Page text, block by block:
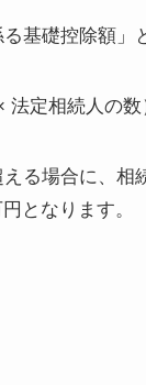
基礎控除額」
定相続人の数
る場合に、
となります。